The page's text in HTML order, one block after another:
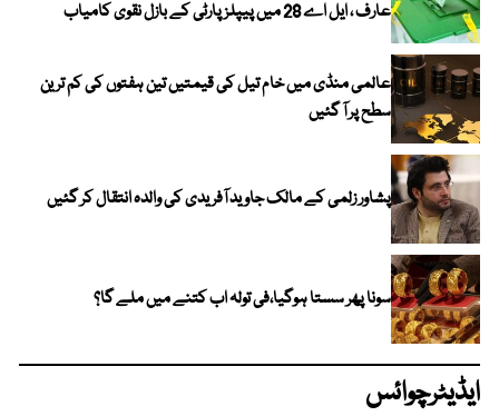
عارف ، ایل اے 28 میں پیپلز پارٹی کے بازل نقوی کامیاب
عالمی منڈی میں خام تیل کی قیمتیں تین ہفتوں کی کم ترین
سطح پر آ گئیں
پشاور زلمی کے مالک جاوید آفریدی کی والدہ انتقال کر گئیں
سونا پھر سستا ہوگیا،فی تولہ اب کتنے میں ملے گا؟
ایڈیٹرچوائس